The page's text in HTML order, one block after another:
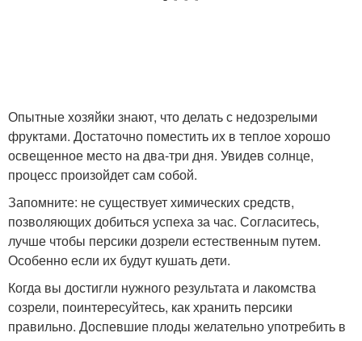
Опытные хозяйки знают, что делать с недозрелыми
фруктами. Достаточно поместить их в теплое хорошо
освещенное место на два-три дня. Увидев солнце,
процесс произойдет сам собой.
Запомните: не существует химических средств,
позволяющих добиться успеха за час. Согласитесь,
лучше чтобы персики дозрели естественным путем.
Особенно если их будут кушать дети.
Когда вы достигли нужного результата и лакомства
созрели, поинтересуйтесь, как хранить персики
правильно. Доспевшие плоды желательно употребить в